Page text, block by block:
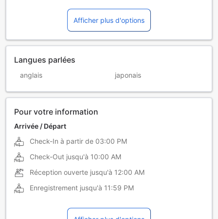
Afficher plus d'options
Langues parlées
anglais japonais
Pour votre information
Arrivée / Départ
Check-In à partir de 03:00 PM
Check-Out jusqu'à 10:00 AM
Réception ouverte jusqu'à 12:00 AM
Enregistrement jusqu'à 11:59 PM